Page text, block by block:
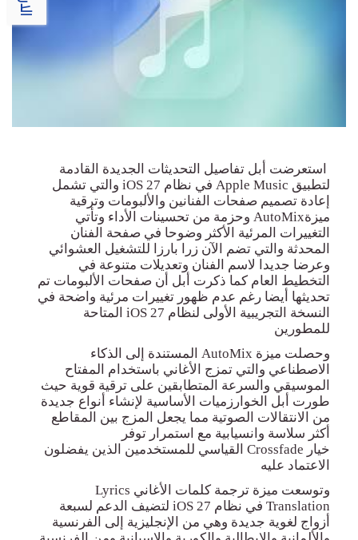
استعرضت أبل تفاصيل التحديثات الجديدة القادمة
لتطبيق
في نظام
والتي تشمل
إعادة تصميم صفحات الفنانين والألبومات وترقية
ميزة
AutoMix
وحزمة من تحسينات الأداء وتأتي
التغييرات المرئية الأكثر وضوحا في صفحة الفنان
المحدثة والتي تضم الآن زرا بارزا للتشغيل العشوائي
وعرضا جديدا لاسم الفنان وتعديلات متنوعة في
التخطيط العام كما ذكرت أبل أن صفحات الألبومات تم
تحديثها أيضا رغم عدم ظهور تغييرات مرئية واضحة في
النسخة التجريبية الأولى لنظام
المتاحة
للمطورين
وحصلت ميزة
المستندة إلى الذكاء
الاصطناعي والتي تمزج الأغاني باستخدام المفتاح
الموسيقي والسرعة المتطابقين على ترقية قوية حيث
طورت أبل الخوارزميات الأساسية لإنشاء أنواع جديدة
من الانتقالات الصوتية مما يجعل المزج بين المقاطع
أكثر سلاسة وانسيابية مع استمرار توفر
خيار
القياسي للمستخدمين الذين يفضلون
الاعتماد عليه
وتوسعت ميزة ترجمة كلمات الأغاني Lyrics
Translation في نظام
لتضيف الدعم لسبعة
أزواج لغوية جديدة وهي من الإنجليزية إلى الفرنسية